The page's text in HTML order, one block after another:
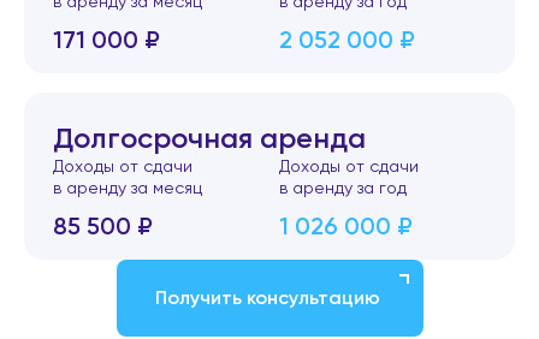
171 000 ₽ 2 052 000 ₽
Долгосрочная аренда
Доходы от сдачи
в аренду за месяц
85 500 ₽
Доходы от сдачи
в аренду за год
1 026 000 ₽
Получить консультацию